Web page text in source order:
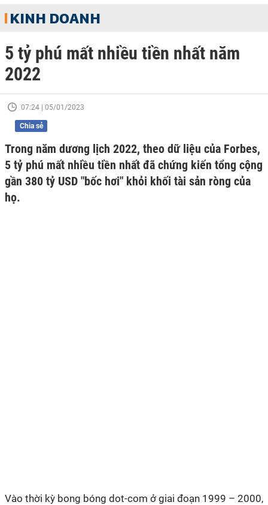
KINH DOANH
5 tỷ phú mất nhiều tiền nhất năm
2022
07:24 | 05/01/2023
Chia sẻ
Trong năm dương lịch 2022, theo dữ liệu của Forbes,
5 tỷ phú mất nhiều tiền nhất đã chứng kiến tổng cộng
gần 380 tỷ USD "bốc hơi" khỏi khối tài sản ròng của
họ.
Vào thời kỳ bong bóng dot-com ở giai đoạn 1999 – 2000,